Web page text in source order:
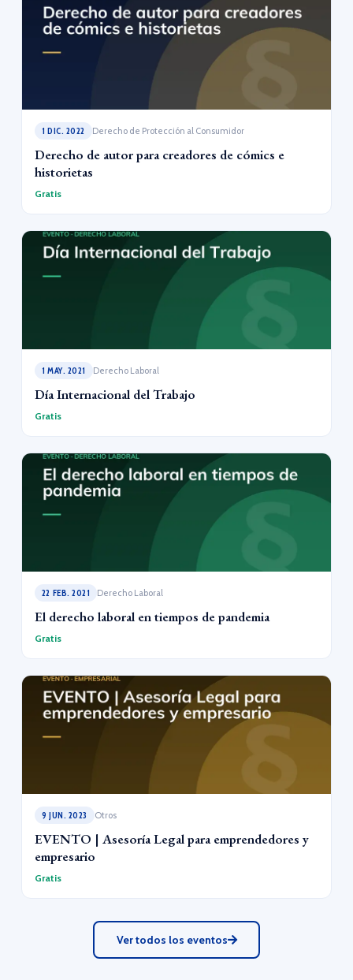
1 DIC. 2022 Derecho de Protección al Consumidor
Derecho de autor para creadores de cómics e
historietas
Gratis
1 MAY. 2021 Derecho Laboral
Día Internacional del Trabajo
Gratis
22 FEB. 2021 Derecho Laboral
El derecho laboral en tiempos de pandemia
Gratis
9 JUN. 2023 Otros
EVENTO | Asesoría Legal para emprendedores y
empresario
Gratis
Ver todos los eventos